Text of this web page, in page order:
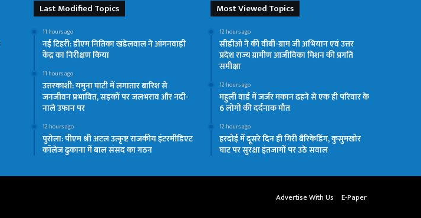
Last Modified Topics
11 hours ago
नई टिहरी: डीएम नितिका खंडेलवाल ने आंगनवाड़ी
केंद्र का निरीक्षण किया
11 hours ago
उत्तरकाशी: यमुना घाटी में लगातार बारिश से
जनजीवन प्रभावित, सड़कों पर जलभराव और नदी-
नाले उफान पर
12 hours ago
पुरोला: पीएम श्री अटल उत्कृष्ट राजकीय इंटरमीडिएट
कॉलेज ढुकाना में बाल संसद का गठन
Most Viewed Topics
12 hours ago
सीडीओ ने की वीबी-ग्राम जी अभियान एवं उत्तर
प्रदेश राज्य ग्रामीण आजीविका मिशन की प्रगति
समीक्षा
12 hours ago
महुली वार्ड में जर्जर मकान ढहने से एक ही परिवार के
6 लोगों की दर्दनाक मौत
12 hours ago
हरदोई में दूसरे दिन ही गिरी बैरिकेडिंग, कुसुमखोर
घाट पर सुरक्षा इंतजामों पर उठे सवाल
Advertise With Us E-Paper